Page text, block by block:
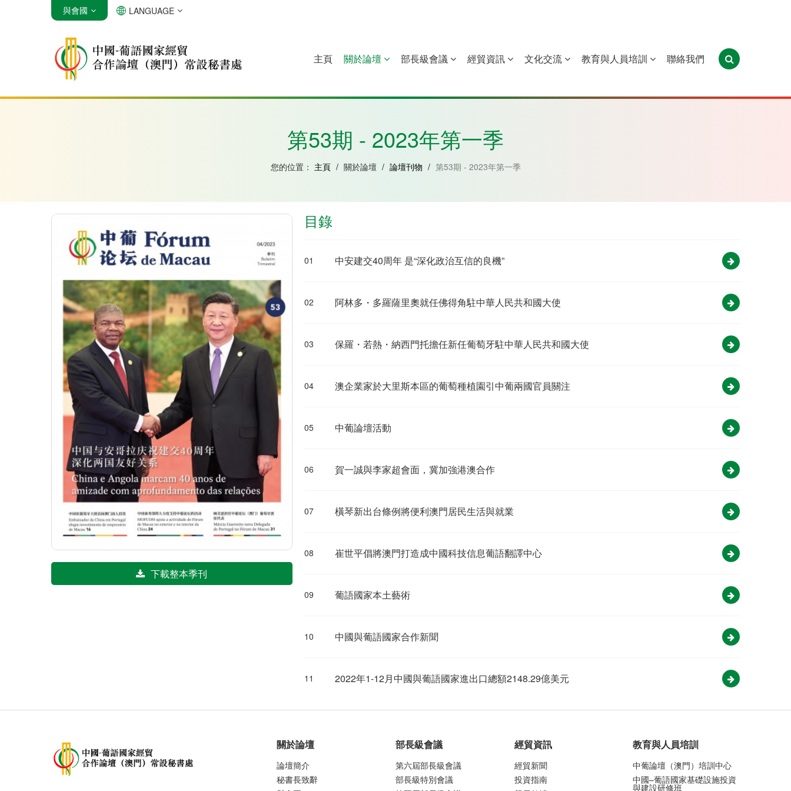
安哥拉 巴西 佛得角 幾內亞比紹 赤道幾內亞 莫桑比克 葡萄牙 聖多美和普林西比 東帝汶
與會國 LANGUAGE
主頁 關於論壇 部長級會議 經貿資訊 文化交流 教育與人員培訓 聯絡我們
第53期 - 2023年第一季
您的位置： 主頁 / 關於論壇 / 論壇刊物 / 第53期 - 2023年第一季
下載整本季刊
目錄
01 中安建交40周年 是“深化政治互信的良機”
02 阿林多・多羅薩里奧就任佛得角駐中華人民共和國大使
03 保羅・若熱・納西門托擔任新任葡萄牙駐中華人民共和國大使
04 澳企業家於大里斯本區的葡萄種植園引中葡兩國官員關注
05 中葡論壇活動
06 賀一誠與李家超會面，冀加強港澳合作
07 橫琴新出台條例將便利澳門居民生活與就業
08 崔世平倡將澳門打造成中國科技信息葡語翻譯中心
09 葡語國家本土藝術
10 中國與葡語國家合作新聞
11 2022年1-12月中國與葡語國家進出口總額2148.29億美元
關於論壇
論壇簡介
秘書長致辭
部長級會議
第六屆部長級會議
部長級特別會議
經貿資訊
經貿新聞
投資指南
教育與人員培訓
中葡論壇（澳門）培訓中心
中國–葡語國家基礎設施投資
與建設研修班